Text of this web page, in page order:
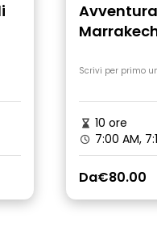
Scrivi per primo
10 ore
7:00 AM,
Da€80.00